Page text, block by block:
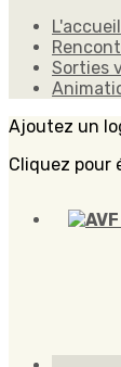
L'accueil
Sorties
Ajoutez un
Cliquez pour